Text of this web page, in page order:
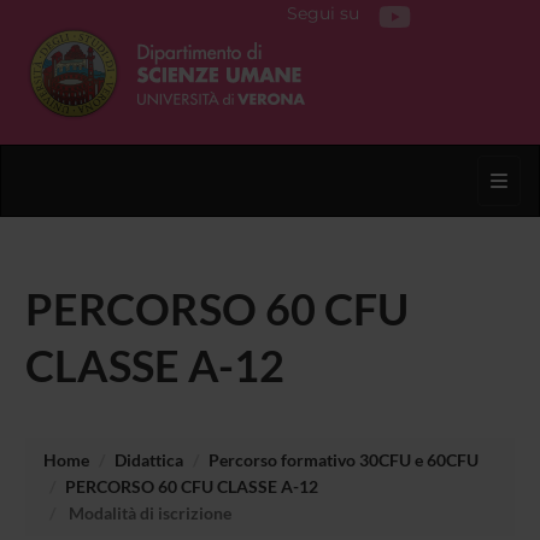
Segui su
PERCORSO 60 CFU
CLASSE A-12
Home Didattica
Percorso formativo 30CFU e 60CFU
PERCORSO 60 CFU CLASSE A-12
Modalità di iscrizione